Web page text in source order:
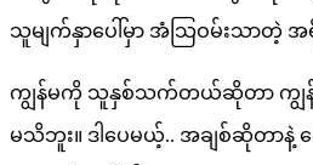
သူမျက်နှာပေါ်မှာ အံသြဝမ်းသာတဲ့ အ
ကျွန်မကို သူနှစ်သက်တယ်ဆိုတာ ကျွန်
မသိဘူး။ ဒါပေမယ့်.. အချစ်ဆိုတာနဲ့